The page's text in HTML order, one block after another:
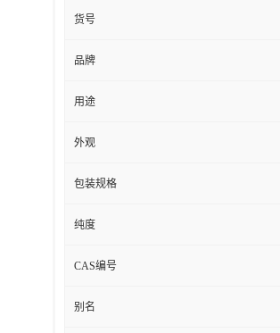
货号
品牌
用途
外观
包装规格
纯度
CAS编号
别名